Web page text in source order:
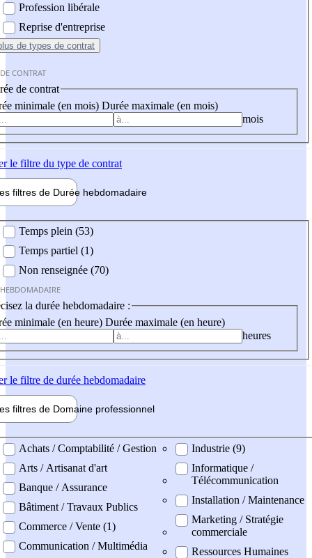
Profession libérale
Reprise d'entreprise
de types de contrat
CONTRAT
de contrat
minimale (en mois) Durée maximale (en mois)
mois
le filtre du type de contrat
filtres de Durée hebdomadaire
Temps plein (53)
Temps partiel (1)
Non renseignée (70)
la durée hebdomadaire :
minimale (en heure) Durée maximale (en heure)
heures
le filtre de durée hebdomadaire
filtres de Domaine professionnel
professionel
Achats / Comptabilité / Gestion
Arts / Artisanat d'art
Banque / Assurance
Bâtiment / Travaux Publics
Commerce / Vente (1)
Communication / Multimédia
Industrie (9)
Informatique /
Télécommunication
Installation / Maintenance
Marketing / Stratégie
commerciale
Ressources Humaines